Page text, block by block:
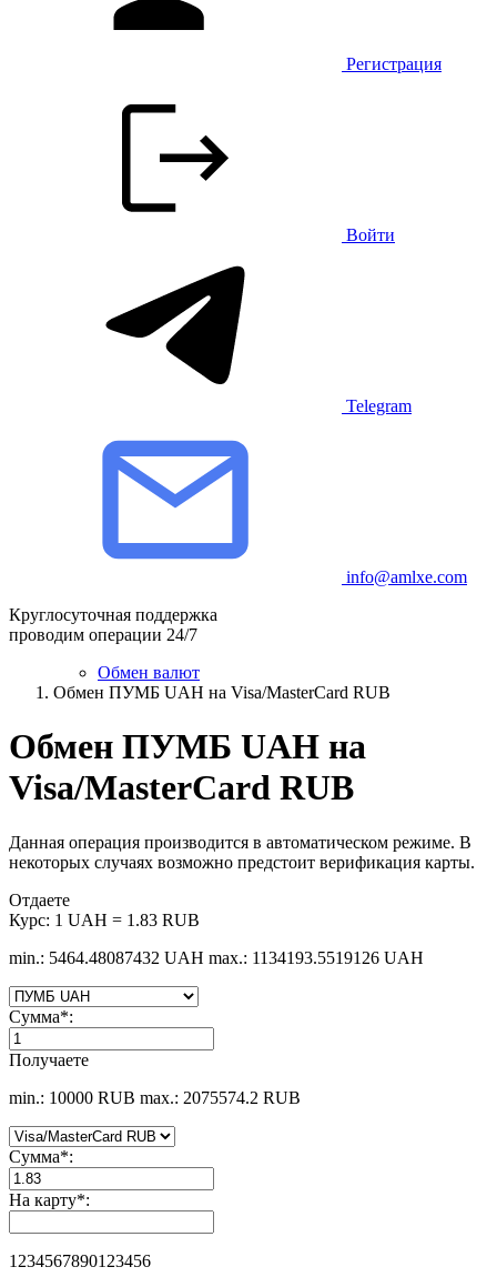
Регистрация
Войти
Telegram
info@amlxe.com
Круглосуточная поддержка
проводим операции 24/7
Обмен валют
Обмен ПУМБ UAH на Visa/MasterCard RUB
Обмен ПУМБ UAH на
Visa/MasterCard RUB
Данная операция производится в автоматическом режиме. В
некоторых случаях возможно предстоит верификация карты.
Отдаете
Курс: 1 UAH = 1.83 RUB
min.: 5464.48087432 UAH max.: 1134193.5519126 UAH
Сумма*:
Получаете
min.: 10000 RUB max.: 2075574.2 RUB
Сумма*:
На карту*:
1234567890123456